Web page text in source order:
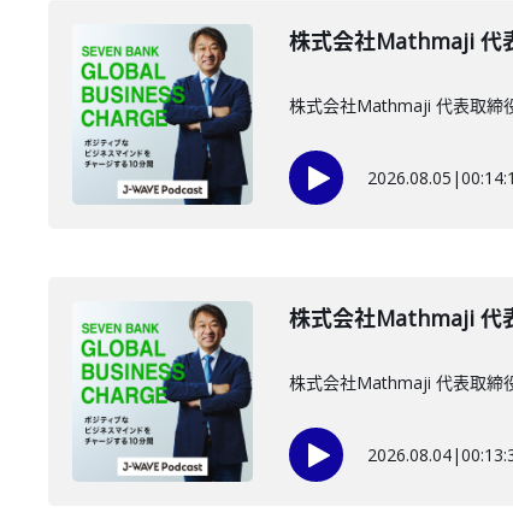
株式会社Mathmaji 代
株式会社Mathmaji 代表取締
2026.08.05 |
株式会社Mathmaji 代
株式会社Mathmaji 代表取締
2026.08.04|